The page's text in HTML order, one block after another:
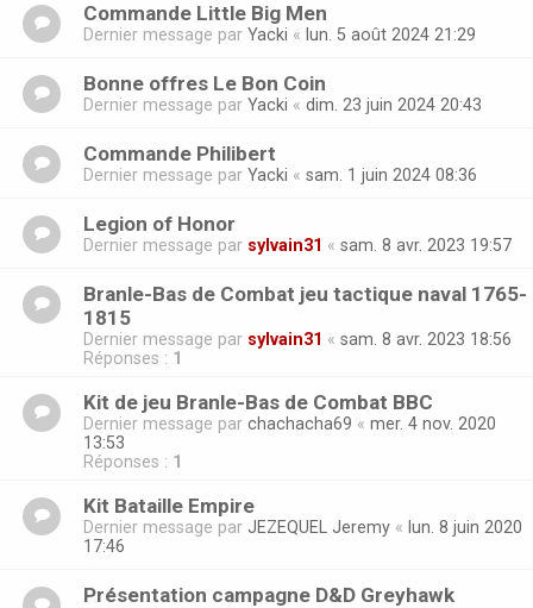
Commande Little Big Men
Dernier message par Yacki « lun. 5 août 2024 21:29
Bonne offres Le Bon Coin
Dernier message par Yacki « dim. 23 juin 2024 20:43
Commande Philibert
Dernier message par Yacki « sam. 1 juin 2024 08:36
Legion of Honor
Dernier message par sylvain31 « sam. 8 avr. 2023 19:57
Branle-Bas de Combat jeu tactique naval 1765-
1815
Dernier message par sylvain31 « sam. 8 avr. 2023 18:56
Réponses : 1
Kit de jeu Branle-Bas de Combat BBC
Dernier message par chachacha69 « mer. 4 nov. 2020
13:53
Réponses : 1
Kit Bataille Empire
Dernier message par JEZEQUEL Jeremy « lun. 8 juin 2020
17:46
Présentation campagne D&D Greyhawk